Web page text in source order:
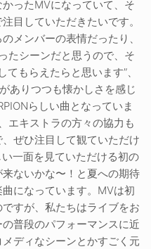
ったMVになっていて、そ
目していただきたいです。
メンバーの表情だったり、
たシーンだと思うので、そ
もらえたらと思います”、
ありつつも懐かしさを感じ
らしい曲となっていま
エキストラの方々の協力も
ぜひ注目して観ていただけ
一面を見ていただける初の
ないかな〜！と夏への期待
になっています。MVは初
すが、私たちはライブをお
普段のパフォーマンスに近
ディなシーンとかすごく元